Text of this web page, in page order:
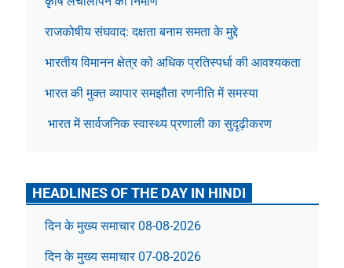
राजकोषीय संघवाद: दक्षता बनाम समता के मुद्दे
भारतीय विमानन क्षेत्र को अधिक प्रतिस्पर्धा की आवश्यकता
भारत की मुक्त व्यापार समझौता रणनीति में समस्या
भारत में सार्वजनिक स्वास्थ्य प्रणाली का सुदृढ़ीकरण
HEADLINES OF THE DAY IN HINDI
दिन के मुख्य समाचार 08-08-2026
दिन के मुख्य समाचार 07-08-2026